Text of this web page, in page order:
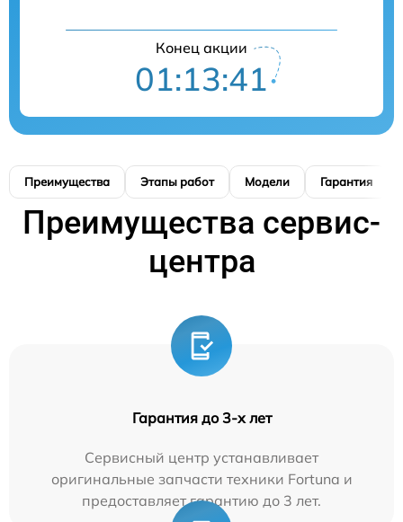
Конец акции
01:13:40
Преимущества Этапы работ Модели Гарантия
Преимущества сервис-
центра
Гарантия до 3-х лет
Сервисный центр устанавливает
оригинальные запчасти техники Fortuna и
предоставляет гарантию до 3 лет.